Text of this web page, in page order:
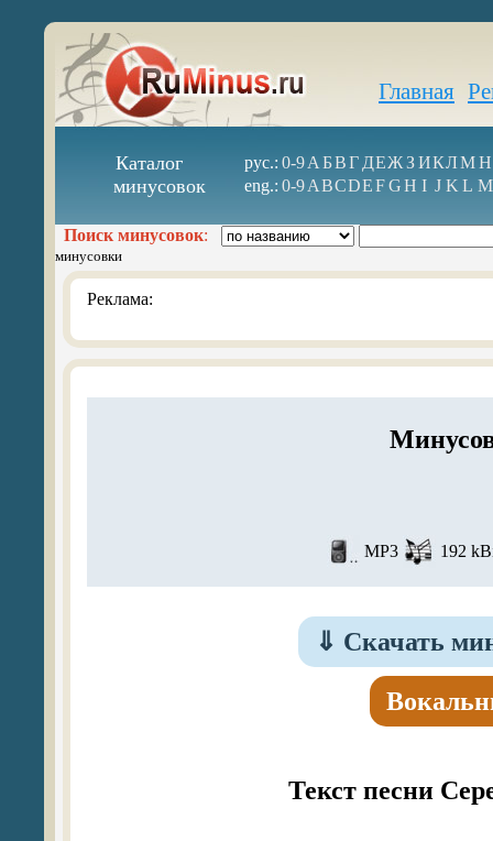
Главная
Каталог
минусовок
рус.: 0-9А БВГ ДЕЖ З ИКЛМН
eng.: 0-9ABCDEFGH I J K L M
Поиск минусовок:
минусовки
Реклама:
MP3 192
⇓ Скачать
Текст песни